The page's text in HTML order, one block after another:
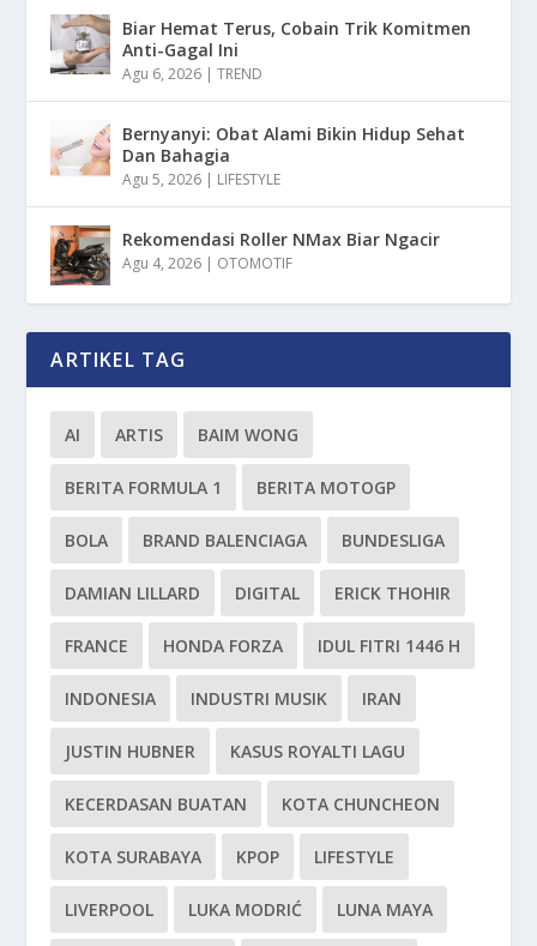
Biar Hemat Terus, Cobain Trik Komitmen
Anti-Gagal Ini
Agu 6, 2026 |TREND
Bernyanyi: Obat Alami Bikin Hidup Sehat
Dan Bahagia
Agu 5, 2026 | LIFESTYLE
Rekomendasi Roller NMax Biar Ngacir
Agu 4, 2026 | OTOMOTIF
ARTIKEL TAG
AI ARTIS BAIM WONG
BERITA FORMULA 1 BERITA MOTOGP
BOLA BRAND BALENCIAGA BUNDESLIGA
DAMIAN LILLARD DIGITAL ERICK THOHIR
FRANCE HONDA FORZA IDUL FITRI 1446 H
INDONESIA INDUSTRI MUSIK IRAN
JUSTIN HUBNER KASUS ROYALTI LAGU
KECERDASAN BUATAN KOTA CHUNCHEON
KOTA SURABAYA KPOP LIFESTYLE
LIVERPOOL LUKA MODRIĆ LUNA MAYA